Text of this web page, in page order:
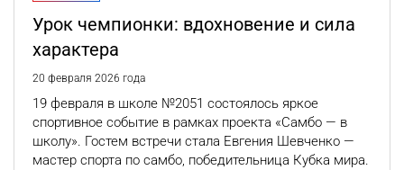
Урок чемпионки: вдохновение и сила
характера
20 февраля 2026 года
19 февраля в школе №2051 состоялось яркое
спортивное событие в рамках проекта «Самбо — в
школу». Гостем встречи стала Евгения Шевченко —
мастер спорта по самбо, победительница Кубка мира.